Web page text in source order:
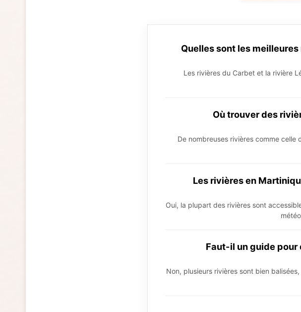
Quelles sont les
Les rivières du Carbet et la rivière
Où trouver des
De nombreuses rivières comme celle
Les rivières en
Oui, la plupart des rivières sont
Faut-il un guide
Non, plusieurs rivières sont bien